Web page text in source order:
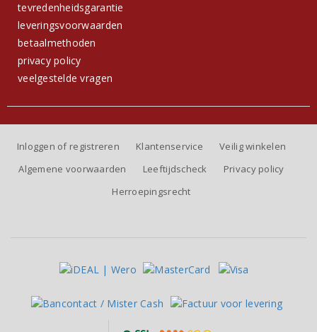
tevredenheidsgarantie
leveringsvoorwaarden
betaalmethoden
privacy policy
veelgestelde vragen
Inloggen of registreren Klantenservice
Veilig winkelen
Algemene voorwaarden
Leeftijdscheck
Privacy policy
Herroepingsrecht